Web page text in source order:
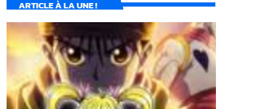
ARTICLE À LA UNE !